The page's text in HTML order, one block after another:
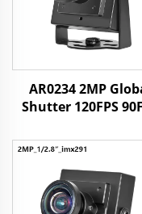
AR0234 2MP
Shutter 120FPS
UVC
Fotocamera